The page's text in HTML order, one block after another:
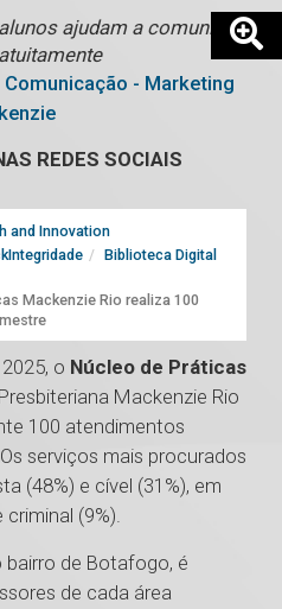
ajudam a comunidade
Comunicação - Marketing
REDES SOCIAIS
and Innovation
Biblioteca Digital
Mackenzie Rio realiza 100
o Núcleo de Práticas
Mackenzie Rio
100 atendimentos
serviços mais procurados
(48%) e cível (31%), em
(9%).
de Botafogo, é
de cada área